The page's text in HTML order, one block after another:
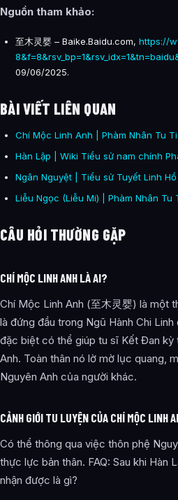
Nguồn tham khảo:
至木灵婴 – Baike.Baidu.com, https://
09/06/2025.
BÀI VIẾT LIÊN QUAN
Chí Mộc Linh Anh | Phàm Nhân Tu
Hàn Lập | Wiki Tiểu sử nam chính
Ngân Nguyệt | Tiểu sử Tuyết Linh
Liễu Ngọc (Liễu Mi) | Phàm Nhân Tu
CÂU HỎI THƯỜNG GẶP
CHÍ MỘC LINH ANH LÀ AI?
Chí Mộc Linh Anh (至木灵婴) là một
là đứng đầu trong Ngũ Hành Chi
đặc biệt có thể giúp tu sĩ Kết Đan
Anh. Toàn thân nó lờ mờ lục quang,
Nguyên Anh của người khác.
CẢNH GIỚI TU LUYỆN CỦA CHÍ MỘC LINH
Có thể thông qua việc thôn phệ
thực lực bản thân. FAQ: Sau khi Hàn
nhận được là gì?